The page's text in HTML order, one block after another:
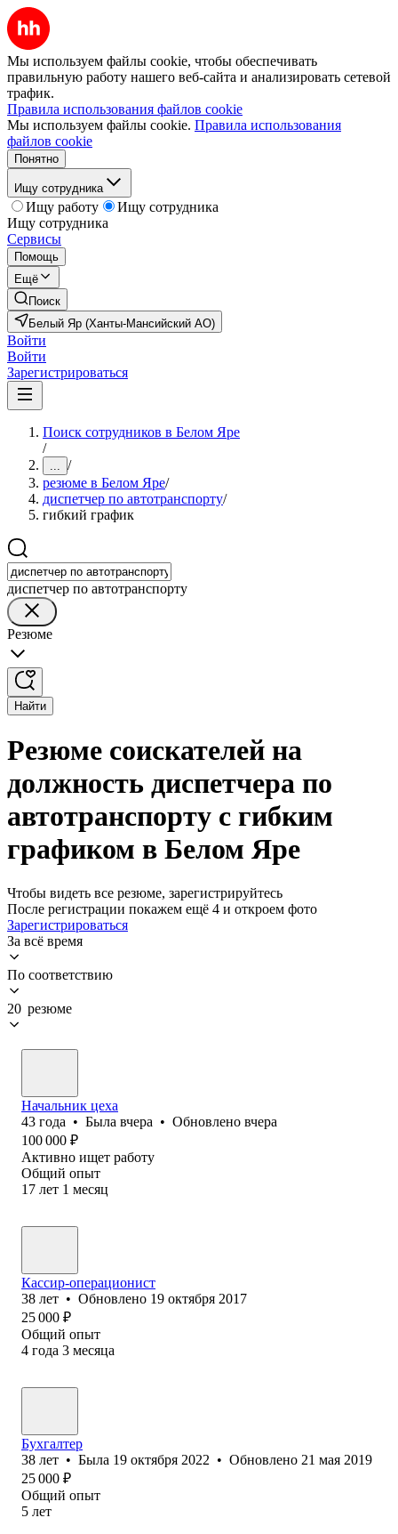
Мы используем файлы cookie, чтобы обеспечивать
правильную работу нашего веб-сайта и анализировать сетевой
трафик.
Правила использования файлов cookie
Мы используем файлы cookie. Правила использования
файлов cookie
Понятно
Ищу сотрудника
Ищу работу
Ищу сотрудника
Ищу сотрудника
Сервисы
Помощь
Ещё
Поиск
Белый Яр (Ханты-Мансийский АО)
Войти
Войти
Зарегистрироваться
Поиск сотрудников в Белом Яре
/
... /
резюме в Белом Яре/
диспетчер по автотранспорту/
гибкий график
диспетчер по автотранспорту
Резюме
Найти
Резюме соискателей на
должность диспетчера по
автотранспорту с гибким
графиком в Белом Яре
Чтобы видеть все резюме, зарегистрируйтесь
После регистрации покажем ещё 4 и откроем фото
Зарегистрироваться
За всё время
По соответствию
20 резюме
Начальник цеха
43 года • Была вчера • Обновлено вчера
100 000 ₽
Активно ищет работу
Общий опыт
17 лет 1 месяц
Кассир-операционист
38 лет • Обновлено 19 октября 2017
25 000 ₽
Общий опыт
4 года 3 месяца
Бухгалтер
38 лет • Была 19 октября 2022 • Обновлено 21 мая 2019
25 000 ₽
Общий опыт
5 лет